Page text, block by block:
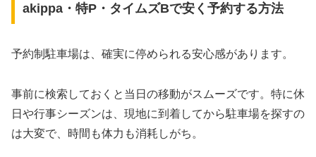
akippa・特P・タイムズBで安く予約する方法
予約制駐車場は、確実に停められる安心感があります。
事前に検索しておくと当日の移動がスムーズです。特に休
日や行事シーズンは、現地に到着してから駐車場を探すの
は大変で、時間も体力も消耗しがち。